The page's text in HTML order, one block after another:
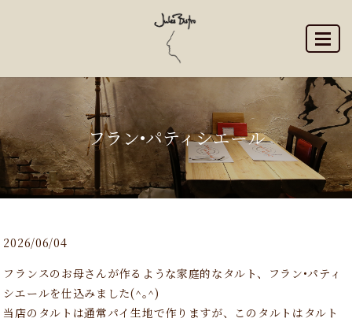
フラン•パティシエール
2026/06/04
フランスのお母さんが作るような家庭的なタルト、フラン•パティ
シエールを仕込みました(^｡^)
当店のタルトは通常パイ生地で作りますが、このタルトはタルト